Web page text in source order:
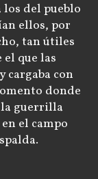
los del pueblo
ellos, por
tan útiles
que las
cargaba con
donde
la guerrilla
el campo